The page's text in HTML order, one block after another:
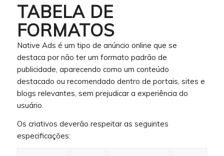
TABELA DE
FORMATOS
Native Ads é um tipo de anúncio online que se
destaca por não ter um formato padrão de
publicidade, aparecendo como um conteúdo
destacado ou recomendado dentro de portais, sites e
blogs relevantes, sem prejudicar a experiência do
usuário.
Os criativos deverão respeitar as seguintes
especificações: